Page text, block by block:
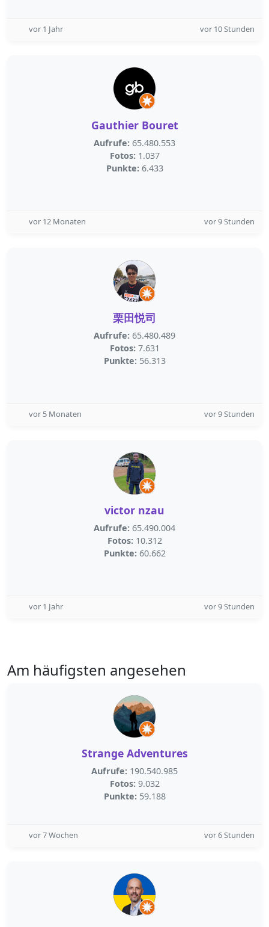
vor 1 Jahr vor 10 Stunden
Gauthier Bouret
Aufrufe: 65.480.553
Fotos: 1.037
Punkte: 6.433
vor 12 Monaten vor 9 Stunden
栗田悦司
Aufrufe: 65.480.489
Fotos: 7.631
Punkte: 56.313
vor 5 Monaten vor 9 Stunden
victor nzau
Aufrufe: 65.490.004
Fotos: 10.312
Punkte: 60.662
vor 1 Jahr vor 9 Stunden
Am häufigsten angesehen
Strange Adventures
Aufrufe: 190.540.985
Fotos: 9.032
Punkte: 59.188
vor 7 Wochen vor 6 Stunden